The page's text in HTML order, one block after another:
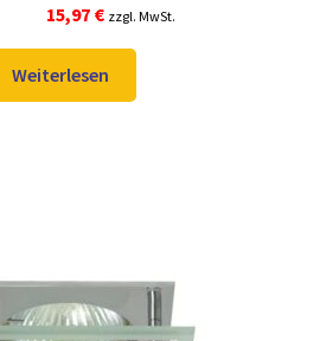
Ursprünglicher
Preis
war:
20,98 €
15,97 €Aktueller
Preis
ist:
15,97 €.
zzgl. MwSt.
Weiterlesen